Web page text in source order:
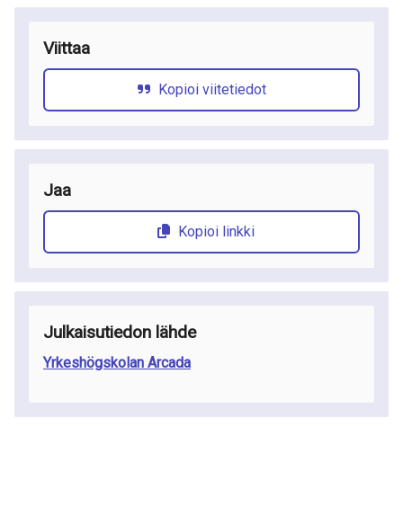
Viittaa
Kopioi viitetiedot
Jaa
Kopioi linkki
Julkaisutiedon lähde
Yrkeshögskolan Arcada